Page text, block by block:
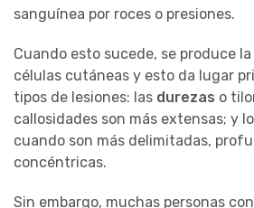
sanguínea por roces o presiones.
Cuando esto sucede, se produce
células cutáneas y esto da lugar
tipos de lesiones: las durezas o
callosidades son más extensas; y
cuando son más delimitadas,
concéntricas.
Sin embargo, muchas personas